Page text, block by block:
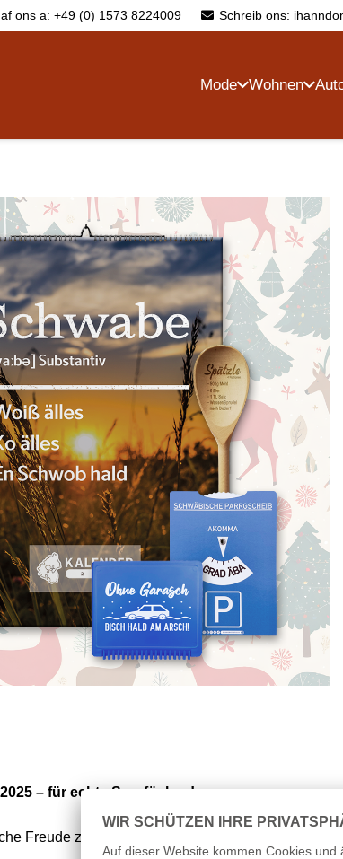
ons a: +49 (0) 1573 8224009 Schreib ons:
Mode Wohnen
– für echte Sparfüchse!
Freude zum kleinen Preis! In unserem